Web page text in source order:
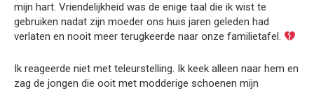
mijn hart. Vriendelijkheid was de enige taal die ik wist te
gebruiken nadat zijn moeder ons huis jaren geleden had
verlaten en nooit meer terugkeerde naar onze familietafel.
Ik reageerde niet met teleurstelling. Ik keek alleen naar hem en
zag de jongen die ooit met modderige schoenen mijn